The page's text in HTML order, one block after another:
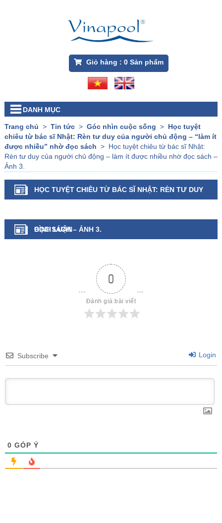
Giỏ hàng : 0Sản phẩm
DANH MỤC
Trang chủ > Tin tức> Góc nhìn cuộc sống > Học tuyệt
chiêu từ bác sĩ Nhật: Rèn tư duy của người chủ động – “làm ít
được nhiều” nhờ đọc sách > Học tuyệt chiêu từ bác sĩ Nhật:
Rèn tư duy của người chủ động – làm ít được nhiều nhờ đọc sách –
Ảnh 3.
HỌC TUYỆT CHIÊU TỪ BÁC SĨ NHẬT: RÈN TƯ DUY
ĐỌC SÁCH – ẢNH 3.
BÌNH LUẬN
0
Đánh giá bài viết
Subscribe Login
0 GÓP Ý